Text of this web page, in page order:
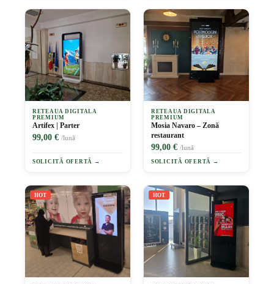
RETEAUA DIGITALA
PREMIUM
Artifex | Parter
99,00 € /lună
SOLICITĂ OFERTĂ →
RETEAUA DIGITALA
PREMIUM
Mosia Navaro – Zonă
restaurant
99,00 € /lună
SOLICITĂ OFERTĂ →
HOT HOT